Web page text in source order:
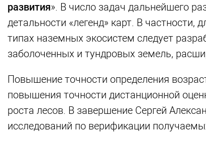
развития». В число задач дальнейшего
детальности «легенд» карт. В
типах наземных экосистем следует
заболоченных и тундровых земель,
Повышение точности определения
повышения точности дистанционной
роста лесов. В завершение Сергей
исследований по верификации